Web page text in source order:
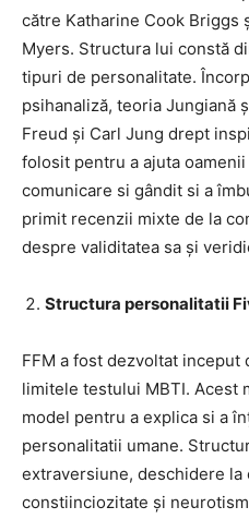
către Katharine Cook Briggs
Myers. Structura lui constă
tipuri de personalitate.
psihanaliză, teoria Jungiană
Freud și Carl Jung drept
folosit pentru a ajuta
comunicare si gândit si a
primit recenzii mixte de la
despre validitatea sa și
Structura personalitatii
FFM a fost dezvoltat inceput
limitele testului MBTI. Acest
model pentru a explica si a
personalitatii umane.
extraversiune, deschidere la
constiinciozitate și